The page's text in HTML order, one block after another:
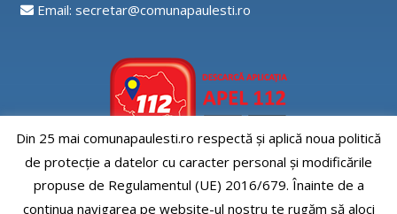
Email: secretar@comunapaulesti.ro
Aplicatia APEL112
Din 25 mai comunapaulesti.ro respectă și aplică noua politică
de protecție a datelor cu caracter personal și modificările
propuse de Regulamentul (UE) 2016/679. Înainte de a
continua navigarea pe website-ul nostru te rugăm să aloci